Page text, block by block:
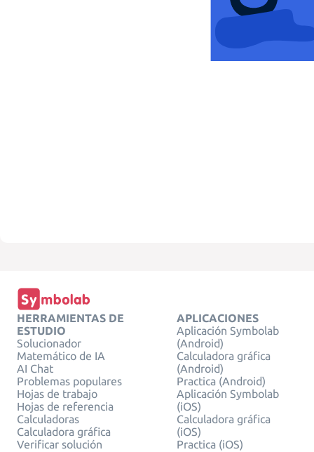
HERRAMIENTAS DE
ESTUDIO
Solucionador
Matemático de IA
AI Chat
Problemas populares
Hojas de trabajo
Hojas de referencia
Calculadoras
Calculadora gráfica
Verificar solución
APLICACIONES
Aplicación Symbolab
(Android)
Calculadora gráfica
(Android)
Practica (Android)
Aplicación Symbolab
(iOS)
Calculadora gráfica
(iOS)
Practica (iOS)